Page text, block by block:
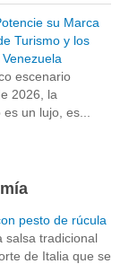
su Marca
Turismo y los
escenario
2026, la
un lujo, es...
pesto de rúcula
salsa tradicional
de Italia que se